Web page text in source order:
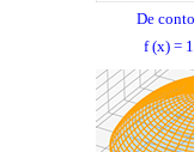
De
f (x) =